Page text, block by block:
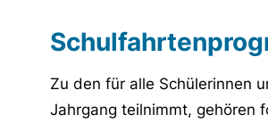
Zu den für alle Schülerinnen
Jahrgang teilnimmt, gehören